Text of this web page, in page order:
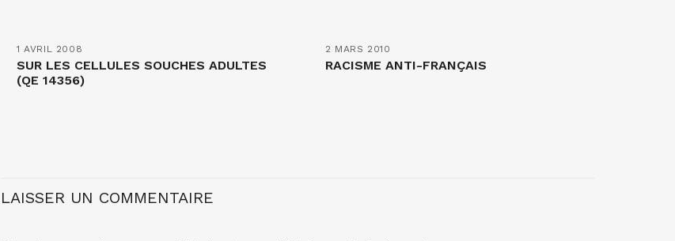
1 AVRIL 2008
SUR LES CELLULES SOUCHES ADULTES
(QE 14356)
2 MARS 2010
RACISME ANTI-FRANÇAIS
LAISSER UN COMMENTAIRE